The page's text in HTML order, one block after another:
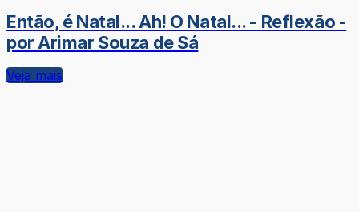
Então, é Natal... Ah! O Natal... - Reflexão -
por Arimar Souza de Sá
Veja mais